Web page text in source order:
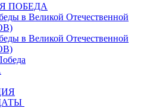
ПОБЕДА
в Великой Отечественной
в Великой Отечественной